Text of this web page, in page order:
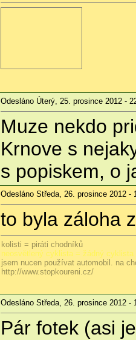
Odesláno Úterý, 25. prosince 2012 -
Muze nekdo
Krnove s
s popiskem, o
Odesláno Středa, 26. prosince 2012 -
to byla záloha
kolisti = piráti chodníků
neosvětlený cyklista = žádný cyklista
jsem nucen používat automobil. na
http://www.stopkoureni.cz/
Odesláno Středa, 26. prosince 2012 -
Pár fotek (asi